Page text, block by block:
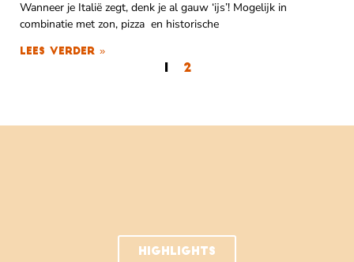
Wanneer je Italië zegt, denk je al gauw ‘ijs’! Mogelijk in
combinatie met zon, pizza en historische
Lees verder »
2
HIGHLIGHTS